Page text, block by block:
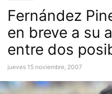
Fernández
en breve a su
entre dos
jueves 15 noviembre, 2007